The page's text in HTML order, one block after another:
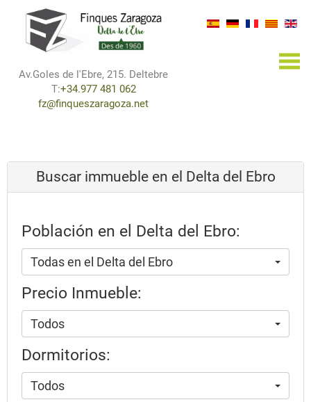
Av.Goles de l'Ebre, 215. Deltebre
T:+34.977 481 062
fz@finqueszaragoza.net
×
Buscar immueble en el Delta del Ebro
Población en el Delta del Ebro:
Todas en el Delta del Ebro
Precio Inmueble:
Todos
Dormitorios:
Todos